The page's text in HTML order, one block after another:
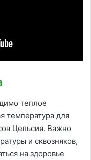
теплое
температура для
Цельсия. Важно
и сквозняков,
на здоровье